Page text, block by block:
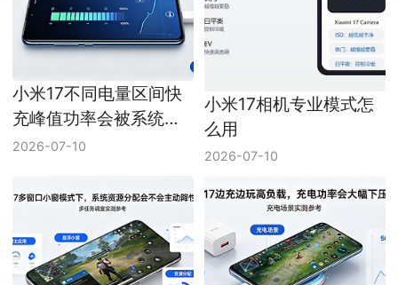
小米17不同电量区间快
充峰值功率会被系统区
分限制吗
2026-07-10
小米17相机专业模式怎
么用
2026-07-10